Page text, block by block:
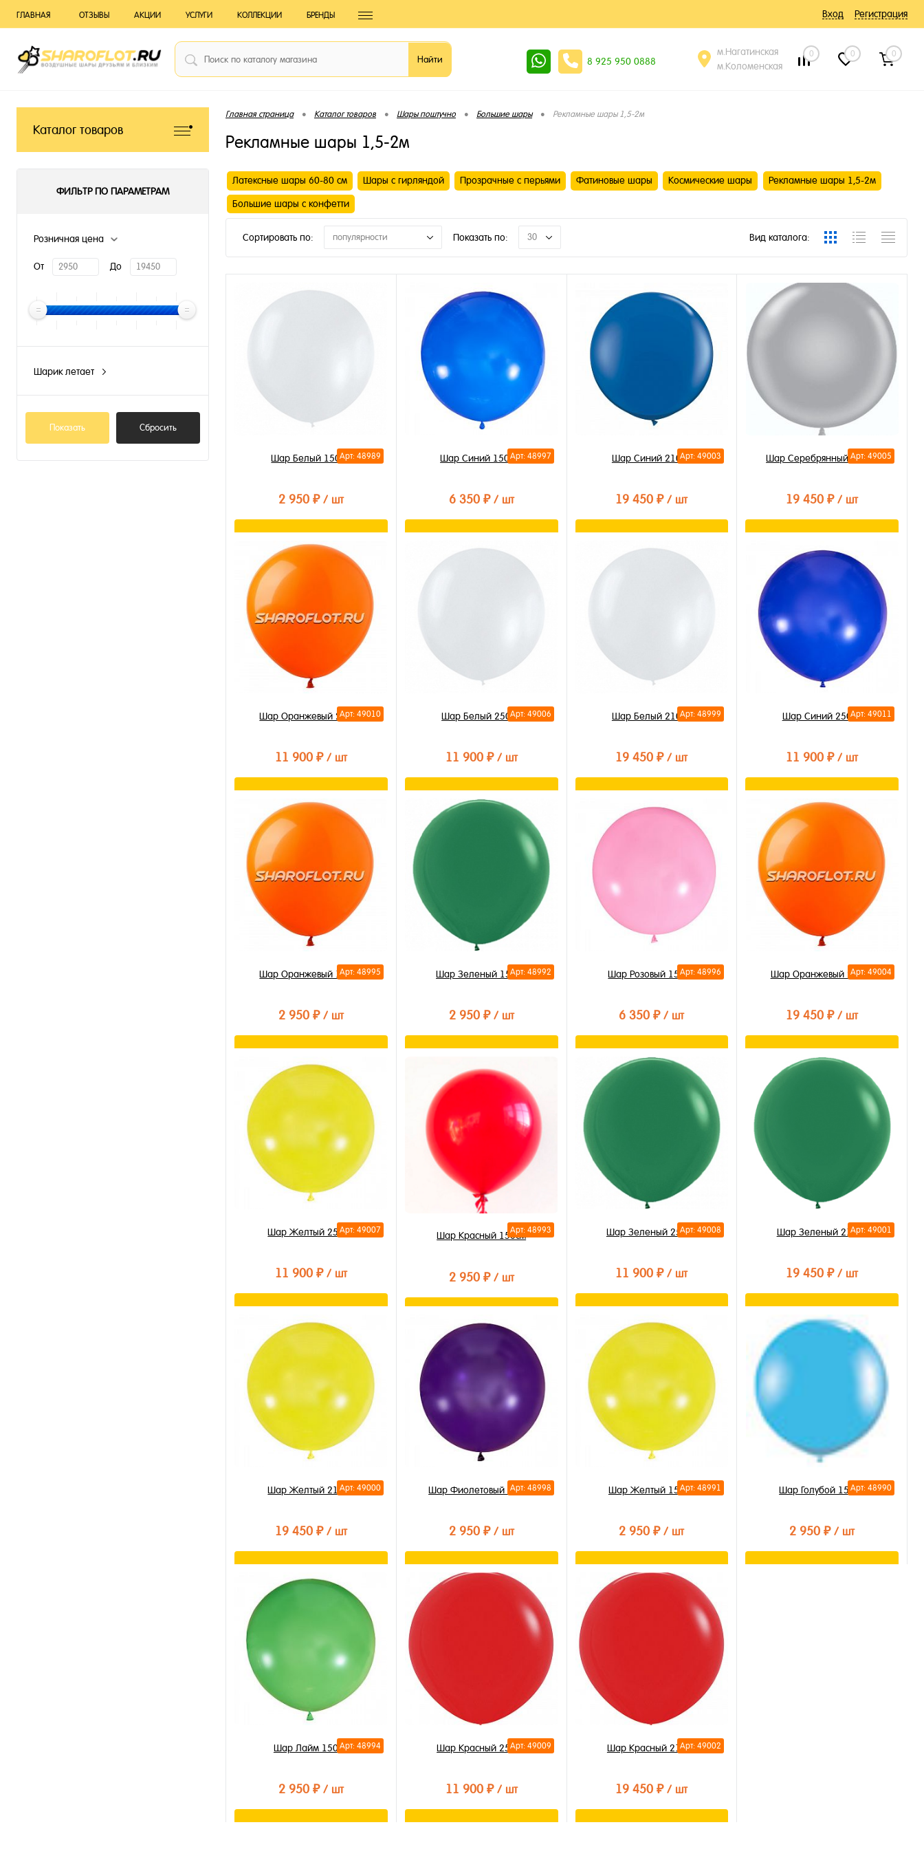
ГЛАВНАЯ ОТЗЫВЫ АКЦИИ УСЛУГИ КОЛЛЕКЦИИ БРЕНДЫ Вход Регистрация
8 925 950 0888
м.Нагатинская
м.Коломенская
0 0 0
Каталог товаров
ФИЛЬТР ПО ПАРАМЕТРАМ
Розничная цена
От До
Шарик летает
Показать Сбросить
Главная страница • Каталог товаров • Шары поштучно • Большие шары • Рекламные шары 1,5-2м
Рекламные шары 1,5-2м
Латексные шары 60-80 см Шары с гирляндой Прозрачные с перьями Фатиновые шары Космические шары Рекламные шары 1,5-2м
Большие шары с конфетти
Сортировать по: популярности Показать по: 30 Вид каталога:
Арт: 48989
Шар Белый 150см
2 950 ₽ / шт
Купить в 1 клик
В избранное
В наличии
Арт: 48997
Шар Синий 150 см
6 350 ₽ / шт
Купить в 1 клик
Арт: 49003
Шар Синий 210см
19 450 ₽/ шт
Купить в 1 клик
Арт: 49005
Шар Серебрянный 210см
19 450 ₽/ шт
Купить в 1 клик
В избранное
В наличии
Арт: 49010
Шар Оранжевый 250см
11 900 ₽ / шт
Купить в 1 клик
В избранное
В наличии
Арт: 49006
Шар Белый 250см
11 900 ₽ / шт
В корзину
Купить в 1 клик
Арт: 48999
Шар Белый 210см
19 450 ₽/ шт
Купить в 1 клик
В избранное
В наличии
Арт: 49011
Шар Синий 250см
11 900 ₽/ шт
Купить в 1 клик
В избранное
В наличии
Арт: 48995
Шар Оранжевый 150см
2 950 ₽ / шт
Купить в 1 клик
В избранное
Арт: 48992
Шар Зеленый 150см
2 950 ₽ / шт
Купить в 1 клик
В избранное
В наличии
Арт: 48996
Шар Розовый 150см
6 350 ₽/ шт
В корзину
Купить в 1 клик
Арт: 49004
Шар Оранжевый 210см
19 450 ₽/ шт
В корзину
Купить в 1 клик
Арт: 49007
Шар Желтый 250см
11 900 ₽ / шт
Купить в 1 клик
В избранное
Арт: 48993
Шар Красный 150см
2 950 ₽ / шт
Купить в 1 клик
В избранное
В наличии
Арт: 49008
Шар Зеленый 250см
11 900 ₽/ шт
Купить в 1 клик
В избранное
Арт: 49001
Шар Зеленый 210см
19 450 ₽/ шт
В корзину
Купить в 1 клик
В избранное
Арт: 49000
Шар Желтый 210см
19 450 ₽ / шт
Купить в 1 клик
В избранное
Арт: 48998
Шар Фиолетовый 150см
2 950 ₽ / шт
В корзину
Арт: 48991
Шар Желтый 150см
2 950 ₽/ шт
В корзину
Арт: 48990
Шар Голубой 150см
2 950 ₽/ шт
Арт: 48994
Шар Лайм 150см
2 950 ₽ / шт
Арт: 49009
Шар Красный 250см
11 900 ₽ / шт
Арт: 49002
Шар Красный 210см
19 450 ₽/ шт